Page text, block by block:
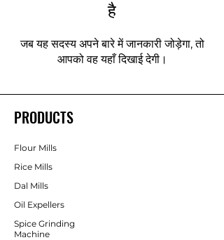
है
जब यह सदस्य अपने बारे में जानकारी जोड़ेगा, तो
आपको वह यहाँ दिखाई देगी।
PRODUCTS
Flour Mills
Rice Mills
Dal Mills
Oil Expellers
Spice Grinding
Machine